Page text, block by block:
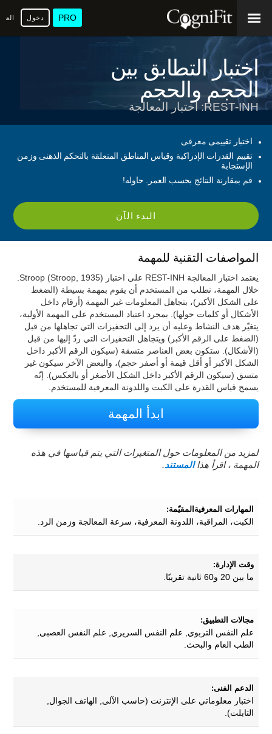
PRO دخول
اختبار التطابق بين
الحجم والحجم
REST-INH: اختبار المعالجة
اختبار تقييمى معرفى
تقييم القدرات الإدراكية وقياس المناطق المتعلقة بالتحكم الذهنى وزمن
الإستجابة
قم بمقارنة النتائج بحسب العمر. حاوله!
البدء الآن
المواصفات التقنية للمهمة
خلال المهمة، نطلب من المستخدم أن يقوم بمهمة بسيطة (الضغط
على الشكل الأكبر)، بتجاهل المعلومات غير المهمة (أرقام داخل
الأشكال أو كلمات حولها). بمجرد اعتياد المستخدم على المهمة الأولية،
يتغيّر هدف النشاط وعليه أن يرد إلى التحفيزات التي تجاهلها من قبل
(الضغط على الرقم الأكبر) ويتجاهل التحفيزات التي ردّ إليها من قبل
(الأشكال). ستكون بعض العناصر متسقة (سيكون الرقم الأكبر داخل
الشكل الأكبر أو أقل قيمة أو أصفر حجم)، والبعض الآخر سيكون غير
متسق (سيكون الرقم الأكبر داخل الشكل الأصغر أو بالعكس). إنّه
يسمح قياس القدرة على الكبت واللدونة المعرفية للمستخدم.
ابدأ المهمة
لمزيد من المعلومات حول المتغيرات التي يتم قياسها في هذه
المهمة ، اقرأ هذاالمستند.
المهارات المعرفيةالمقيّمة:
الكبت، المراقبة، اللدونة المعرفية، سرعة المعالجة وزمن الرد.
وقت الإدارة:
ما بين 20 و60 ثانية تقريبًا.
مجالات التطبيق:
علم النفس التربوي, علم النفس السريري, علم النفس العصبى,
الطب العام والبحث.
الدعم الفنى:
اختبار معلوماتي على الإنترنت (حاسب الآلى, الهاتف الجوال,
التابلت).